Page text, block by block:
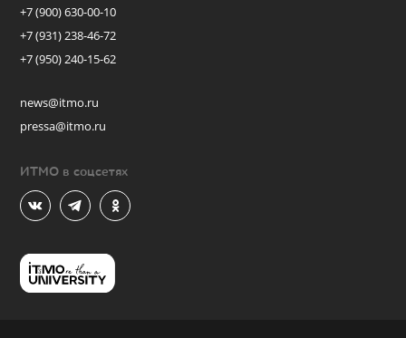
+7 (900) 630-00-10
+7 (931) 238-46-72
+7 (950) 240-15-62
news@itmo.ru
pressa@itmo.ru
ИТМО в соцсетях